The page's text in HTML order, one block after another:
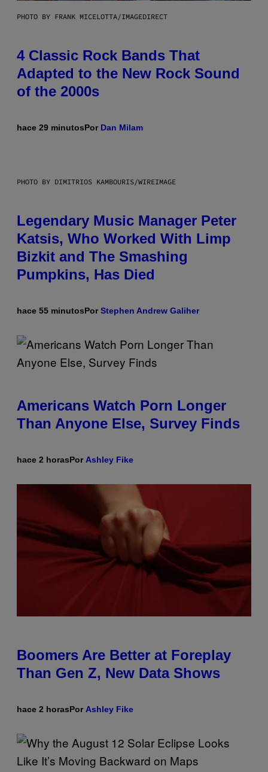
PHOTO BY FRANK MICELOTTA/IMAGEDIRECT
4 Classic Rock Bands That
Adapted to the New Rock Sound
of the 2000s
hace 29 minutosPor Dan Milam
PHOTO BY DIMITRIOS KAMBOURIS/WIREIMAGE
Legendary Music Manager Peter
Katsis, Who Worked With Limp
Bizkit and The Smashing
Pumpkins, Has Died
hace 55 minutosPorStephen Andrew Galiher
Americans Watch Porn Longer
Than Anyone Else, Survey Finds
hace 2 horasPorAshley Fike
Boomers Are Better at Foreplay
Than Gen Z, New Data Shows
hace 2 horasPor Ashley Fike